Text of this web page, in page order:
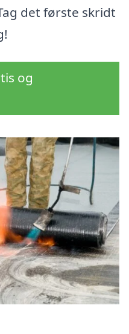
det første skridt
og